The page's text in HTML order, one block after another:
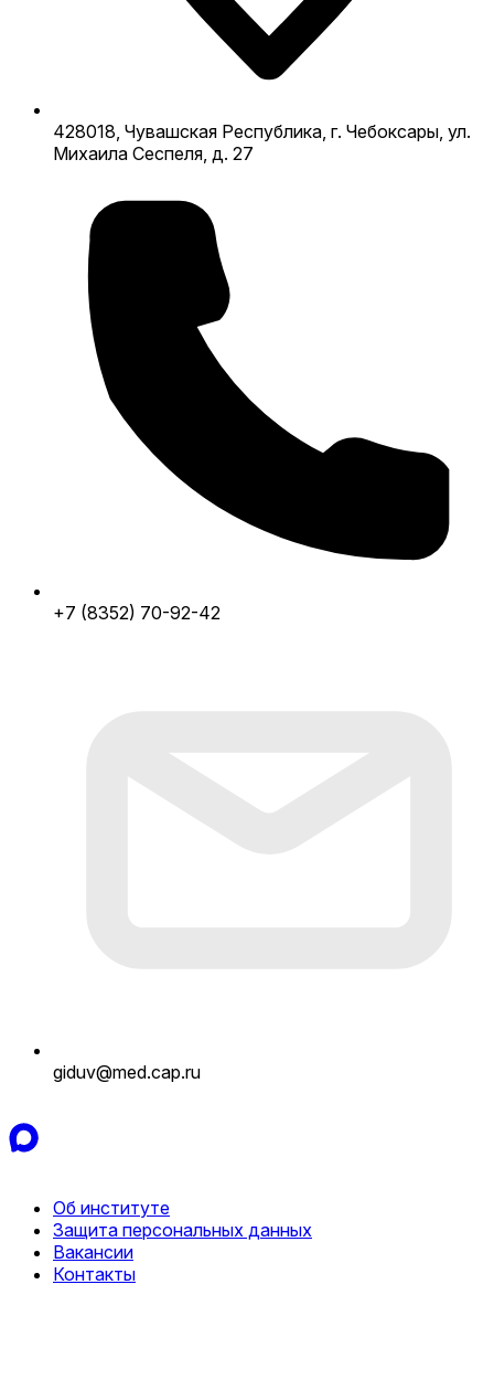
428018, Чувашская Республика, г. Чебоксары, ул.
Михаила Сеспеля, д. 27
+7 (8352) 70-92-42
giduv@med.cap.ru
Об институте
Защита персональных данных
Вакансии
Контакты